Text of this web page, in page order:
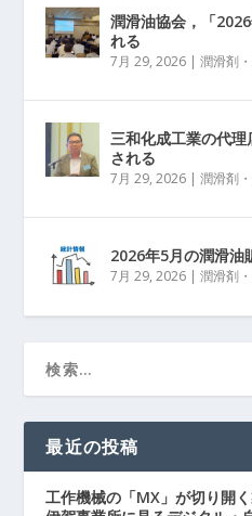
潤滑油協会，「
れる
7月 29, 2026 |潤滑剤
三和化成工業の代理
される
7月 29, 2026 |潤滑剤
2026年5月の潤滑油
7月 29, 2026 |潤滑剤
最近の投稿
工作機械の「MX」が切り開